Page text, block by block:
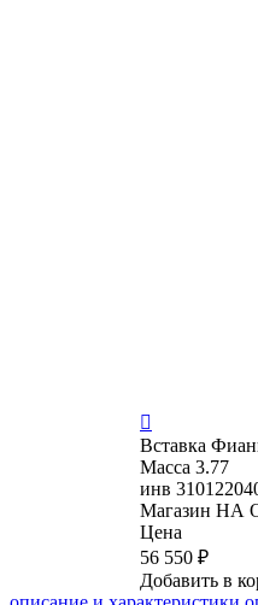

Вставка
Масса 3.77
инв
Магазин НА
Цена
56 550 ₽
Добавить в